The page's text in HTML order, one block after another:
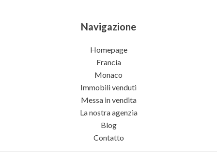
Navigazione
Homepage
Francia
Monaco
Immobili venduti
Messa in vendita
La nostra agenzia
Blog
Contatto